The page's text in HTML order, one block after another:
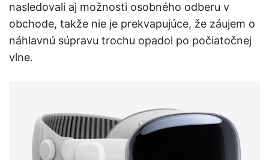
nasledovali aj možnosti osobného odberu v
obchode, takže nie je prekvapujúce, že záujem o
náhlavnú súpravu trochu opadol po počiatočnej
vlne.